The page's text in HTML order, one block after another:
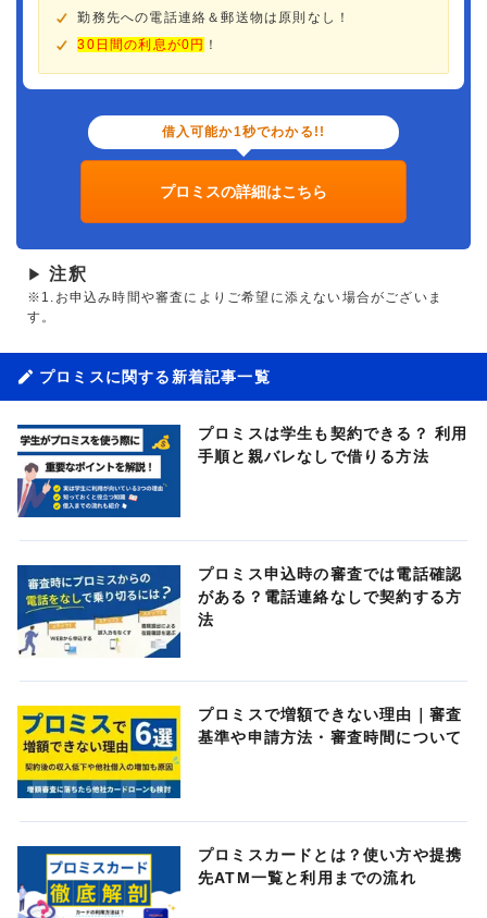
勤務先への電話連絡＆郵送物は原則なし！
30日間の利息が0円 ！
借入可能か1秒でわかる!!
プロミスの詳細はこちら
▶ 注釈
※1.お申込み時間や審査によりご希望に添えない場合がございま
す。
プロミスに関する新着記事一覧
プロミスは学生も契約できる？ 利用
手順と親バレなしで借りる方法
プロミス申込時の審査では電話確認
がある？電話連絡なしで契約する方
法
プロミスで増額できない理由｜審査
基準や申請方法・審査時間について
プロミスカードとは？使い方や提携
先ATM一覧と利用までの流れ